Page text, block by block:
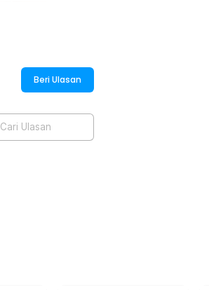
Beri Ulasan
Cari Ulasan